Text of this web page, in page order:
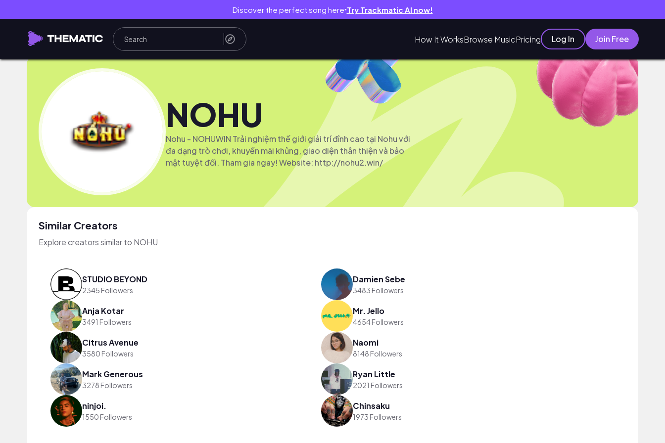
Discover the perfect song here● Try Trackmatic AI now!
How It WorksBrowse MusicPricing Log In Join Free
NOHU
Nohu - NOHUWIN Trải nghiệm thế giới giải trí đỉnh cao tại Nohu với
đa dạng trò chơi, khuyến mãi khủng, giao diện thân thiện và bảo
mật tuyệt đối. Tham gia ngay! Website: http://nohu2.win/
Similar Creators
Explore creators similar to NOHU
STUDIO BEYOND
2345 Followers
Damien Sebe
3483 Followers
Anja Kotar
3491 Followers
Mr. Jello
4654 Followers
Citrus Avenue
3580 Followers
Naomi
8148 Followers
Mark Generous
3278 Followers
Ryan Little
2021 Followers
ninjoi.
1550 Followers
Chinsaku
1973 Followers